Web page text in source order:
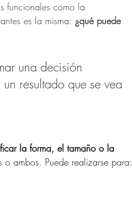
funcionales como la
es la misma: ¿qué puede
una decisión
resultado que se vea
la forma, el tamaño o la
o ambos. Puede realizarse para: